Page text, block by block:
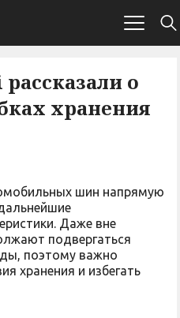
о
хранения
шин напрямую
Даже вне
подвергаться
поэтому важно
хранения и избегать